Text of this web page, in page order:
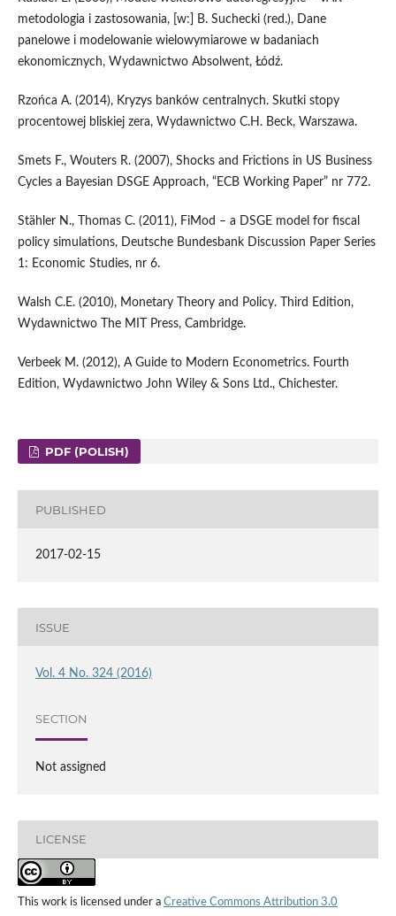
metodologia i zastosowania, [w:] B. Suchecki (red.), Dane
panelowe i modelowanie wielowymiarowe w badaniach
ekonomicznych, Wydawnictwo Absolwent, Łódź.
Rzońca A. (2014), Kryzys banków centralnych. Skutki stopy
procentowej bliskiej zera, Wydawnictwo C.H. Beck, Warszawa.
Smets F., Wouters R. (2007), Shocks and Frictions in US Business
Cycles a Bayesian DSGE Approach, “ECB Working Paper” nr 772.
Stähler N., Thomas C. (2011), FiMod – a DSGE model for fiscal
policy simulations, Deutsche Bundesbank Discussion Paper Series
1: Economic Studies, nr 6.
Walsh C.E. (2010), Monetary Theory and Policy. Third Edition,
Wydawnictwo The MIT Press, Cambridge.
Verbeek M. (2012), A Guide to Modern Econometrics. Fourth
Edition, Wydawnictwo John Wiley & Sons Ltd., Chichester.
PDF (POLISH)
PUBLISHED
2017-02-15
ISSUE
Vol. 4 No. 324 (2016)
SECTION
Not assigned
LICENSE
This work is licensed under a Creative Commons Attribution 3.0